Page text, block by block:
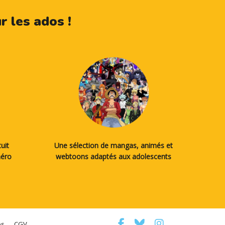
les ados !
Une sélection de mangas, animés et
webtoons adaptés aux adolescents